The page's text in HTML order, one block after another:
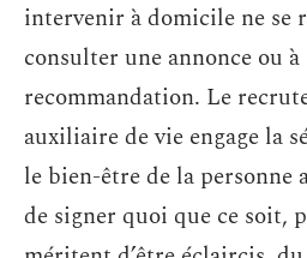
intervenir à domicile ne se
consulter une annonce ou
recommandation. Le
auxiliaire de vie engage la
le bien-être de la personne
de signer quoi que ce soit,